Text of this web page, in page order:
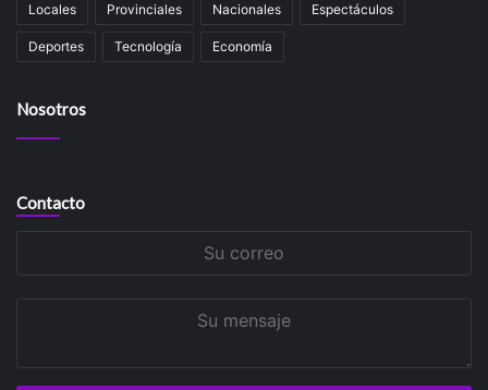
Locales Provinciales Nacionales Espectáculos
Deportes Tecnología Economía
Nosotros
Contacto